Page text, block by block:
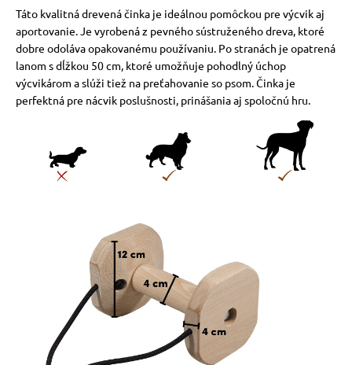
Táto kvalitná drevená činka je ideálnou pomôckou pre výcvik aj
aportovanie. Je vyrobená z pevného sústruženého dreva, ktoré
dobre odoláva opakovanému používaniu. Po stranách je opatrená
lanom s dĺžkou 50 cm, ktoré umožňuje pohodlný úchop
výcvikárom a slúži tiež na preťahovanie so psom. Činka je
perfektná pre nácvik poslušnosti, prinášania aj spoločnú hru.